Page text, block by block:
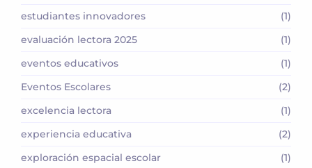
estudiantes innovadores
(1)
evaluación lectora 2025
(1)
eventos educativos
(1)
Eventos Escolares
(2)
excelencia lectora
(1)
experiencia educativa
(2)
exploración espacial escolar
(1)